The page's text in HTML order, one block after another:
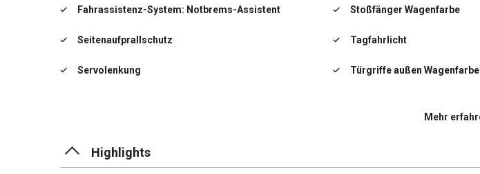
Fahrassistenz-System: Notbrems-Assistent
Seitenaufprallschutz
Servolenkung
Stoßfänger Wagenfarbe
Tagfahrlicht
Türgriffe außen Wagenfarbe
Mehr
Highlights